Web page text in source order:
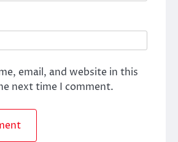
email, and website in this
next time I comment.